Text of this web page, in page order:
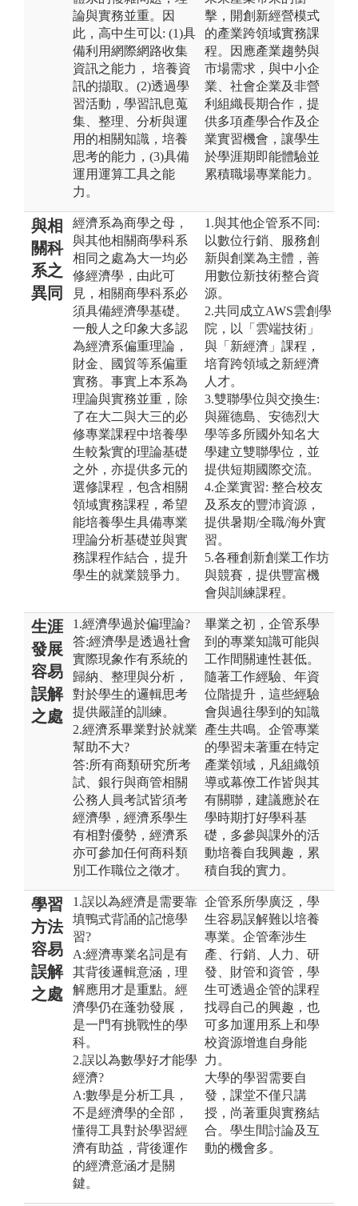
論與實務並重。因
此，高中生可以: (1)具
備利用網際網路收集
資訊之能力， 培養資
訊的擷取。(2)透過學
習活動，學習訊息蒐
集、整理、分析與運
用的相關知識，培養
思考的能力，(3)具備
運用運算工具之能
力。
擊，開創新經營模式
的產業跨領域實務課
程。因應產業趨勢與
市場需求，與中小企
業、社會企業及非營
利組織長期合作，提
供多項產學合作及企
業實習機會，讓學生
於學涯期即能體驗並
累積職場專業能力。
與相
關科
系之
異同
經濟系為商學之母，
與其他相關商學科系
相同之處為大一均必
修經濟學，由此可
見，相關商學科系必
須具備經濟學基礎。
一般人之印象大多認
為經濟系偏重理論，
財金、國貿等系偏重
實務。事實上本系為
理論與實務並重，除
了在大二與大三的必
修專業課程中培養學
生較紮實的理論基礎
之外，亦提供多元的
選修課程，包含相關
領域實務課程，希望
能培養學生具備專業
理論分析基礎並與實
務課程作結合，提升
學生的就業競爭力。
1.與其他企管系不同:
以數位行銷、服務創
新與創業為主體，善
用數位新技術整合資
源。
2.共同成立AWS雲創學
院，以「雲端技術」
與「新經濟」課程，
培育跨領域之新經濟
人才。
3.雙聯學位與交換生:
與羅德島、安德烈大
學等多所國外知名大
學建立雙聯學位，並
提供短期國際交流。
4.企業實習: 整合校友
及系友的豐沛資源，
提供暑期/全職/海外實
習。
5.各種創新創業工作坊
與競賽，提供豐富機
會與訓練課程。
生涯
發展
容易
誤解
之處
1.經濟學過於偏理論?
答:經濟學是透過社會
實際現象作有系統的
歸納、整理與分析，
對於學生的邏輯思考
提供嚴謹的訓練。
2.經濟系畢業對於就業
幫助不大?
答:所有商類研究所考
試、銀行與商管相關
公務人員考試皆須考
經濟學，經濟系學生
有相對優勢，經濟系
亦可參加任何商科類
別工作職位之徵才。
畢業之初，企管系學
到的專業知識可能與
工作間關連性甚低。
隨著工作經驗、年資
位階提升，這些經驗
會與過往學到的知識
產生共鳴。企管專業
的學習未著重在特定
產業領域，凡組織領
導或幕僚工作皆與其
有關聯，建議應於在
學時期打好學科基
礎，多參與課外的活
動培養自我興趣，累
積自我的實力。
學習
方法
容易
誤解
之處
1.誤以為經濟是需要靠
填鴨式背誦的記憶學
習?
A:經濟專業名詞是有
其背後邏輯意涵，理
解應用才是重點。經
濟學仍在蓬勃發展，
是一門有挑戰性的學
科。
2.誤以為數學好才能學
經濟?
A:數學是分析工具，
不是經濟學的全部，
懂得工具對於學習經
濟有助益，背後運作
的經濟意涵才是關
鍵。
企管系所學廣泛，學
生容易誤解難以培養
專業。企管牽涉生
產、行銷、人力、研
發、財管和資管，學
生可透過企管的課程
找尋自己的興趣，也
可多加運用系上和學
校資源增進自身能
力。
大學的學習需要自
發，課堂不僅只講
授，尚著重與實務結
合。學生間討論及互
動的機會多。